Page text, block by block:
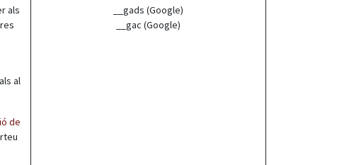
als
al
de
__gads (Google)
__gac (Google)